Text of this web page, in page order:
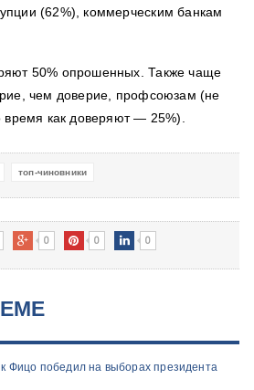
(62%), коммерческим банкам
50% опрошенных. Также чаще
чем доверие, профсоюзам (не
время как доверяют — 25%).
топ-чиновники
0 0 0
Фицо победил на выборах президента